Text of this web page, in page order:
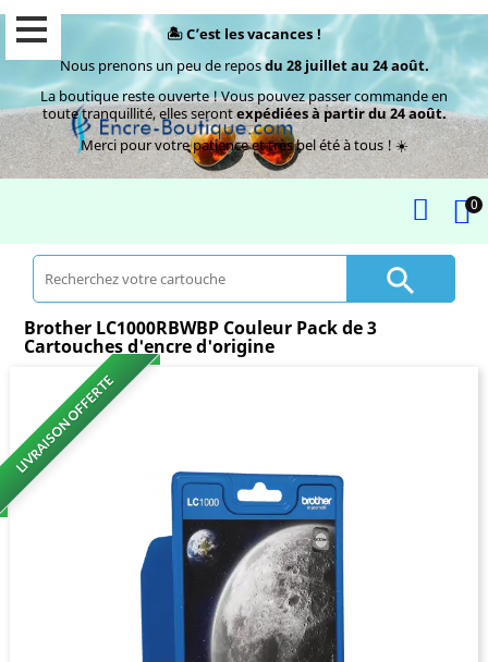
🏝️ C’est les vacances !
Nous prenons un peu de reposdu 28 juillet au 24 août.
La boutique reste ouverte ! Vous pouvez passer commande en
toute tranquillité, elles serontexpédiées à partir du 24 août.
Merci pour votre patience et très bel été à tous ! ☀️
0

Brother LC1000RBWBP Couleur Pack de 3
Cartouches d'encre d'origine
LIVRAISON OFFERTE